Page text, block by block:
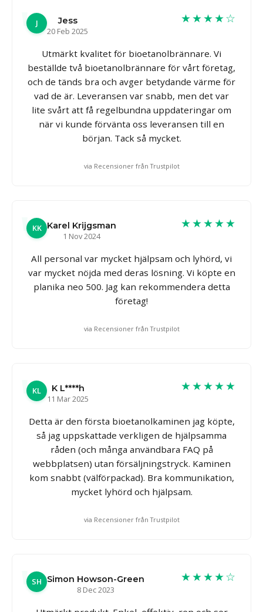
J
Jess
20 Feb 2025
★★★★☆
Utmärkt kvalitet för bioetanolbrännare. Vi
beställde två bioetanolbrännare för vårt företag,
och de tänds bra och avger betydande värme för
vad de är. Leveransen var snabb, men det var
lite svårt att få regelbundna uppdateringar om
när vi kunde förvänta oss leveransen till en
början. Tack så mycket.
via Recensioner från Trustpilot
KK Karel Krijgsman
1 Nov 2024
★★★★★
All personal var mycket hjälpsam och lyhörd, vi
var mycket nöjda med deras lösning. Vi köpte en
planika neo 500. Jag kan rekommendera detta
företag!
via Recensioner från Trustpilot
KL
K L****h
11 Mar 2025
★★★★★
Detta är den första bioetanolkaminen jag köpte,
så jag uppskattade verkligen de hjälpsamma
råden (och många användbara FAQ på
webbplatsen) utan försäljningstryck. Kaminen
kom snabbt (välförpackad). Bra kommunikation,
mycket lyhörd och hjälpsam.
via Recensioner från Trustpilot
SH Simon Howson-Green
8 Dec 2023
★★★★☆